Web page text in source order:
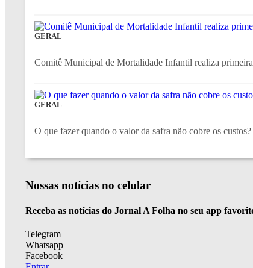
GERAL
Comitê Municipal de Mortalidade Infantil realiza
GERAL
O que fazer quando o valor da safra não cobre os custos?
Nossas notícias no celular
Receba as notícias do Jornal A Folha no seu app
Telegram
Whatsapp
Facebook